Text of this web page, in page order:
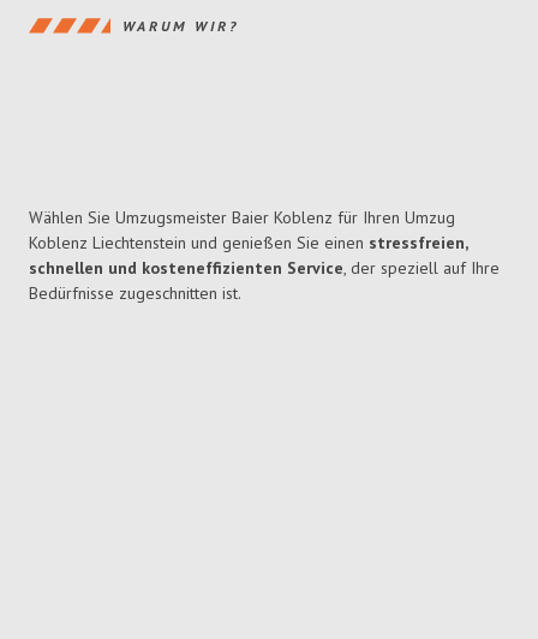
WARUM WIR?
Wählen Sie Umzugsmeister Baier Koblenz für Ihren Umzug
Koblenz Liechtenstein und genießen Sie einen stressfreien,
schnellen und kosteneffizienten Service, der speziell auf Ihre
Bedürfnisse zugeschnitten ist.